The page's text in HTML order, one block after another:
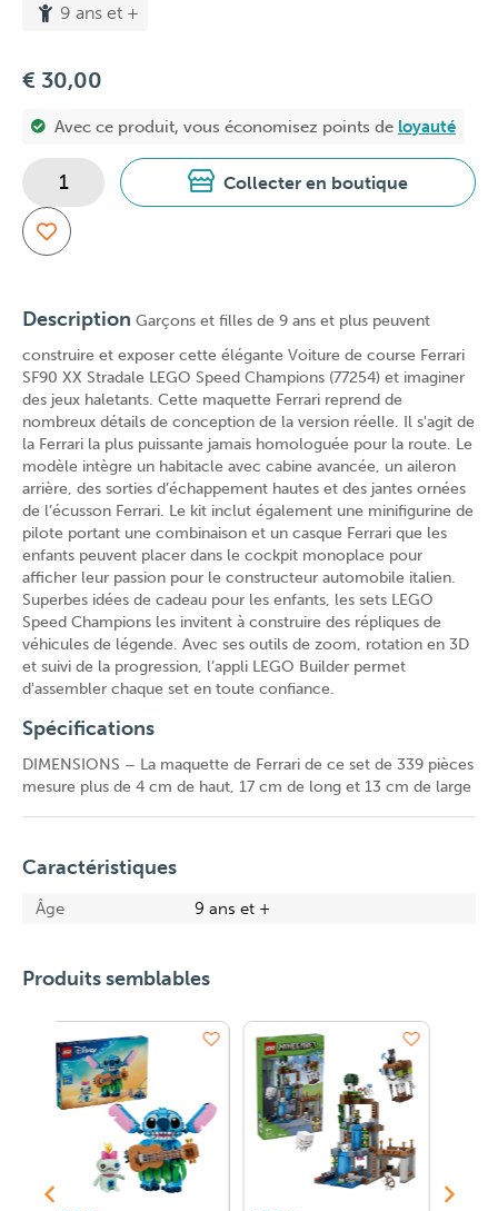
9 ans et +
€ 30,00
Avec ce produit, vous économisez points de loyauté
Collecter en boutique
Description Garçons et filles de 9 ans et plus peuvent
construire et exposer cette élégante Voiture de course Ferrari
SF90 XX Stradale LEGO Speed Champions (77254) et imaginer
des jeux haletants. Cette maquette Ferrari reprend de
nombreux détails de conception de la version réelle. Il s'agit de
la Ferrari la plus puissante jamais homologuée pour la route. Le
modèle intègre un habitacle avec cabine avancée, un aileron
arrière, des sorties d’échappement hautes et des jantes ornées
de l’écusson Ferrari. Le kit inclut également une minifigurine de
pilote portant une combinaison et un casque Ferrari que les
enfants peuvent placer dans le cockpit monoplace pour
afficher leur passion pour le constructeur automobile italien.
Superbes idées de cadeau pour les enfants, les sets LEGO
Speed Champions les invitent à construire des répliques de
véhicules de légende. Avec ses outils de zoom, rotation en 3D
et suivi de la progression, l’appli LEGO Builder permet
d'assembler chaque set en toute confiance.
Spécifications
DIMENSIONS – La maquette de Ferrari de ce set de 339 pièces
mesure plus de 4 cm de haut, 17 cm de long et 13 cm de large
Caractéristiques
Âge 9 ans et +
Produits semblables